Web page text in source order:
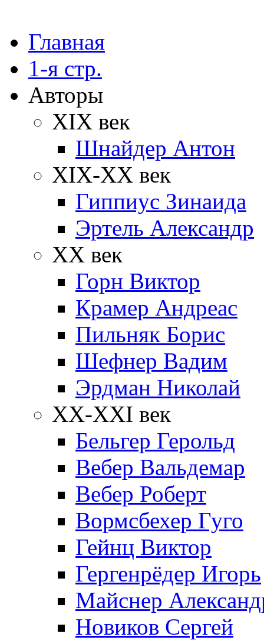
Главная
1-я стр.
Авторы
XIX век
Шнайдер Антон
XIX-XX век
Гиппиус Зинаида
Эртель Александр
XX век
Горн Виктор
Крамер Андреас
Пильняк Борис
Шефнер Вадим
Эрдман Николай
ХХ-XXI век
Бельгер Герольд
Вебер Вальдемар
Вебер Роберт
Вормсбехер Гуго
Гейнц Виктор
Гергенрёдер Игорь
Майснер
Новиков Сергей